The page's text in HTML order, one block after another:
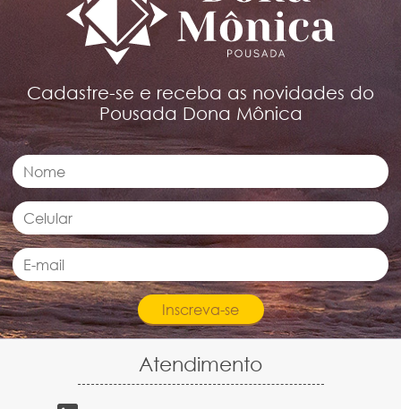
Cadastre-se e receba as novidades do
Pousada Dona Mônica
Atendimento